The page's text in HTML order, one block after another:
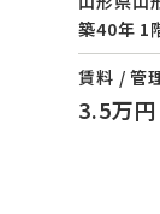
築40年 1
賃料 / 管
3.5万円